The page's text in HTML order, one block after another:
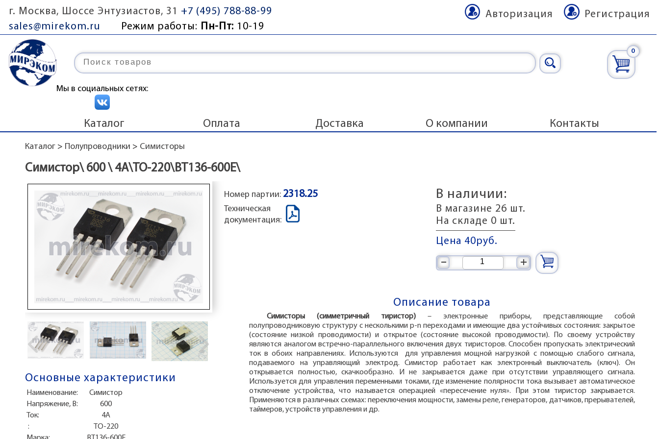
г. Москва, Шоссе Энтузиастов, 31
+7 (495) 788-88-99
sales@mirekom.ru
Режим работы: Пн-Пт: 10-19
Регистрация
Авторизация
Мы в социальных сетях:
0
Каталог Оплата Доставка О компании Контакты
Каталог> Полупроводники > Симисторы
Симистор\ 600 \ 4А\TO-220\BT136-600E\
Номер партии: 2318.25
Техническая
документация:
В наличии:
В магазине 26 шт.
На складе 0 шт.
Цена 40руб.
+
–
Описание товара
Симисторы (симметричный тиристор)– электронные приборы, представляющие собой
полупроводниковую структуру с несколькими p-n переходами и имеющие два устойчивых состояния: закрытое
(состояние низкой проводимости) и открытое (состояние высокой проводимости). По своему устройству
являются аналогом встречно-параллельного включения двух тиристоров. Способен пропускать электрический
ток в обоих направлениях. Используются для управления мощной нагрузкой с помощью слабого сигнала,
подаваемого на управляющий электрод. Симистор работает как электронный выключатель (ключ). Он
открывается полностью, скачкообразно. И не закрывается даже при отсутствии управляющего сигнала.
Используется для управления переменными токами, где изменение полярности тока вызывает автоматическое
отключение устройства, что называется операцией «пересечение нуля». При этом тиристор закрывается.
Применяются в различных схемах: переключения мощности, замены реле, генераторов, датчиков, прерывателей,
таймеров, устройств управления и др.
Основные характеристики
Наименование:
Симистор
Напряжение, В:
600
Ток:
4А
:
TO-220